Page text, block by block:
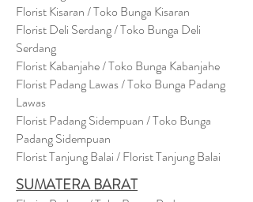
Florist Kisaran / Toko Bunga Kisaran
Florist Deli Serdang / Toko Bunga Deli
Serdang
Florist Kabanjahe / Toko Bunga Kabanjahe
Florist Padang Lawas / Toko Bunga Padang
Lawas
Florist Padang Sidempuan / Toko Bunga
Padang Sidempuan
Florist Tanjung Balai / Florist Tanjung Balai
SUMATERA BARAT